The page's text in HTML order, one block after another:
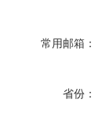
常用邮箱：
省份：